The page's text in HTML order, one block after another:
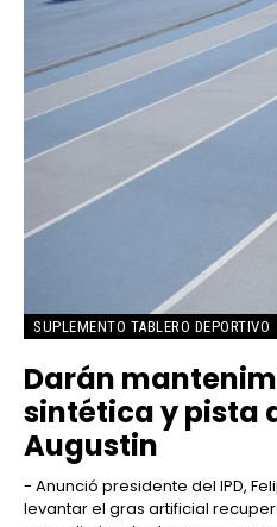
SUPLEMENTO TABLERO DEPORTIVO
Darán
sintética y pista
Augustin
- Anunció presidente del IPD, Felipe Valera
levantar el gras artificial